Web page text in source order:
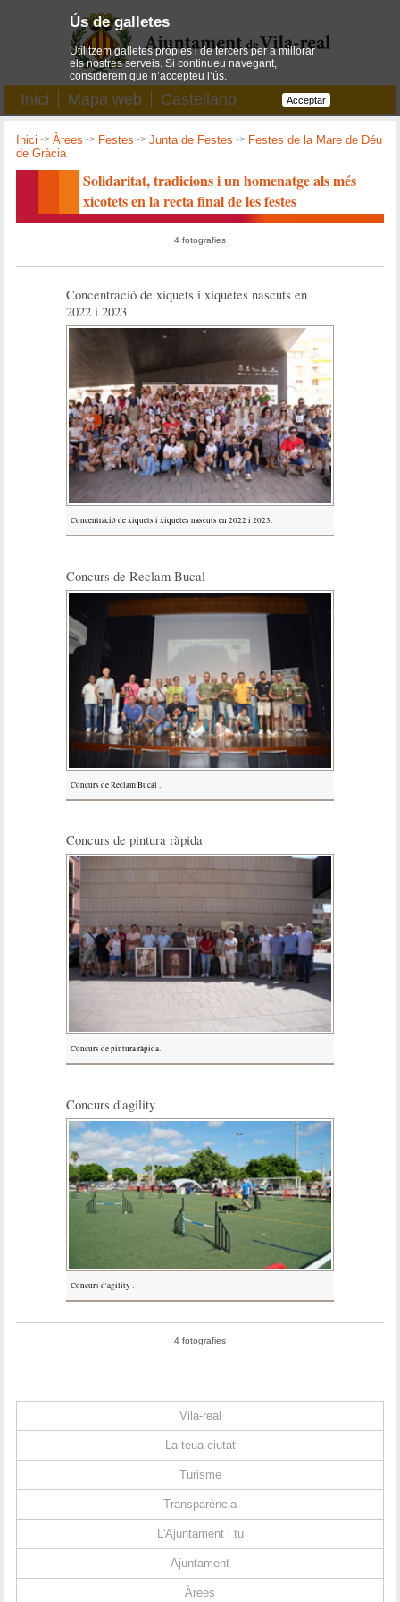
Inici Mapa web Castellano
Inici ->Àrees -> Festes ->Junta de Festes -> Festes de la Mare de Déu
de Gràcia
Solidaritat, tradicions i un homenatge als més
xicotets en la recta final de les festes
4 fotografies
Concentració de xiquets i xiquetes nascuts en
2022 i 2023
Concentració de xiquets i xiquetes nascuts en 2022 i 2023.
Concurs de Reclam Bucal
Concurs de Reclam Bucal .
Concurs de pintura ràpida
Concurs de pintura ràpida.
Concurs d'agility
Concurs d'agility .
4 fotografies
Vila-real
La teua ciutat
Turisme
Transparència
L'Ajuntament i tu
Ajuntament
Àrees
Ús de galletes
Utilitzem galletes pròpies i de tercers per a millorar
els nostres serveis. Si continueu navegant,
considerem que n’accepteu l’ús.
Acceptar